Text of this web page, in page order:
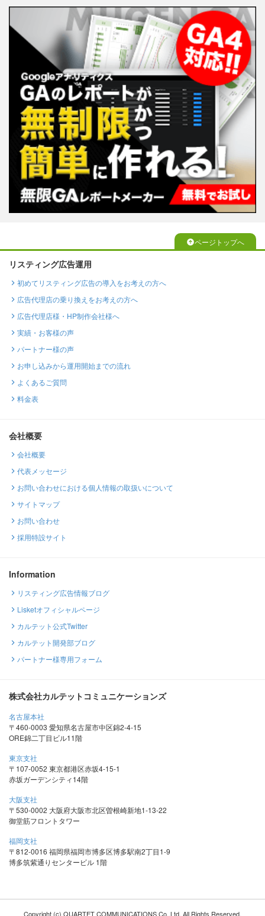
ページトップへ
リスティング広告運用
初めてリスティング広告の導入をお考えの方へ
広告代理店の乗り換えをお考えの方へ
広告代理店様・HP制作会社様へ
実績・お客様の声
パートナー様の声
お申し込みから運用開始までの流れ
よくあるご質問
料金表
会社概要
会社概要
代表メッセージ
お問い合わせにおける個人情報の取扱いについて
サイトマップ
お問い合わせ
採用特設サイト
Information
リスティング広告情報ブログ
Lisketオフィシャルページ
カルテット公式Twitter
カルテット開発部ブログ
パートナー様専用フォーム
株式会社カルテットコミュニケーションズ
名古屋本社
〒460-0003 愛知県名古屋市中区錦2-4-15
ORE錦二丁目ビル11階
東京支社
〒107-0052 東京都港区赤坂4-15-1
赤坂ガーデンシティ14階
大阪支社
〒530-0002 大阪府大阪市北区曽根崎新地1-13-22
御堂筋フロントタワー
福岡支社
〒812-0016 福岡県福岡市博多区博多駅南2丁目1-9
博多筑紫通りセンタービル 1階
Copyright (c) QUARTET COMMUNICATIONS Co.,Ltd. All Rights Reserved.